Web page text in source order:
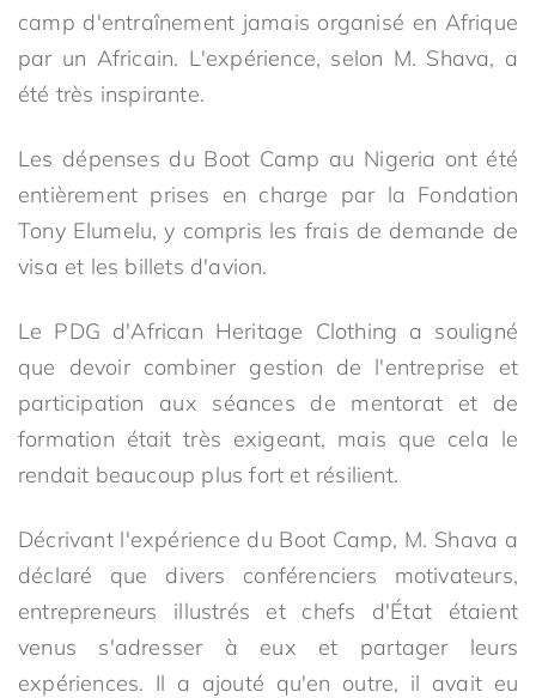
camp d'entraînement jamais organisé en Afrique
par un Africain. L'expérience, selon M. Shava, a
été très inspirante.
Les dépenses du Boot Camp au Nigeria ont été
entièrement prises en charge par la Fondation
Tony Elumelu, y compris les frais de demande de
visa et les billets d'avion.
Le PDG d'African Heritage Clothing a souligné
que devoir combiner gestion de l'entreprise et
participation aux séances de mentorat et de
formation était très exigeant, mais que cela le
rendait beaucoup plus fort et résilient.
Décrivant l'expérience du Boot Camp, M. Shava a
déclaré que divers conférenciers motivateurs,
entrepreneurs illustrés et chefs d'État étaient
venus s'adresser à eux et partager leurs
expériences. Il a ajouté qu'en outre, il avait eu